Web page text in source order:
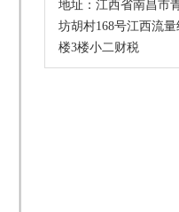
地址：江西省南昌市
坊胡村168号江西流
楼3楼小二财税